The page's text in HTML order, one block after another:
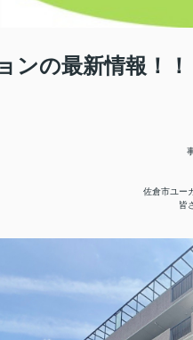
ンの最新情報！！
佐倉市ユー
皆